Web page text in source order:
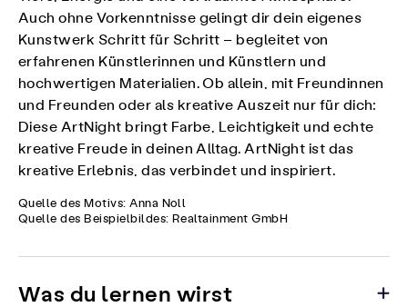
Auch ohne Vorkenntnisse gelingt dir dein eigenes
Kunstwerk Schritt für Schritt – begleitet von
erfahrenen Künstlerinnen und Künstlern und
hochwertigen Materialien. Ob allein, mit Freundinnen
und Freunden oder als kreative Auszeit nur für dich:
Diese ArtNight bringt Farbe, Leichtigkeit und echte
kreative Freude in deinen Alltag. ArtNight ist das
kreative Erlebnis, das verbindet und inspiriert.
Quelle des Motivs: Anna Noll
Quelle des Beispielbildes: Realtainment GmbH
Was du lernen wirst